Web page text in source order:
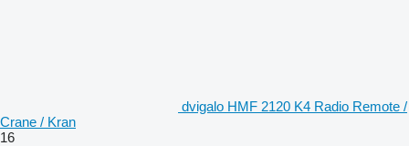
dvigalo HMF 2120 K4 Radio Remote /
Crane / Kran
16